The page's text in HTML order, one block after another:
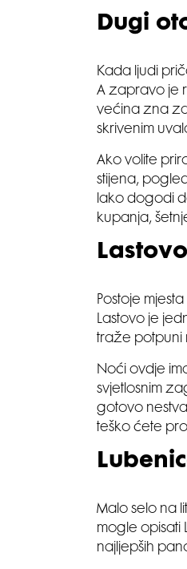
Dugi
Kada ljudi
A zapravo je
većina zna za
skrivenim
Ako volite
stijena,
lako dogodi
kupanja,
Lastovo
Postoje
Lastovo je
traže potpuni
Noći ovdje
svjetlosnim
gotovo
teško ćete
Malo selo na
mogle opisati
najljepših